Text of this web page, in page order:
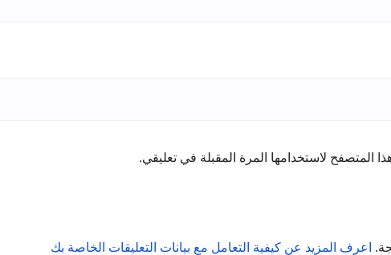
المتصفح لاستخدامها المرة المقبلة في تعليقي.
اعرف المزيد عن كيفية التعامل مع بيانات التعليقات الخاصة بك